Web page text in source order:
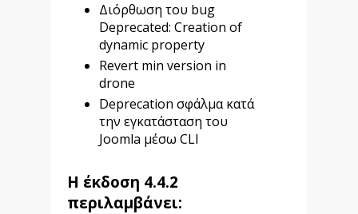
Διόρθωση του bug
Deprecated: Creation of
dynamic property
Revert min version in
drone
Deprecation σφάλμα κατά
την εγκατάσταση του
Joomla μέσω CLI
Η έκδοση 4.4.2
περιλαμβάνει: